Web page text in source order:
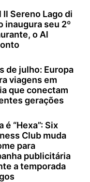
Il Sereno Lago di
inaugura seu 2º
o Al
de julho: Europa
viagens em
que conectam
gerações
é “Hexa”: Six
Club muda
para
publicitária
a temporada